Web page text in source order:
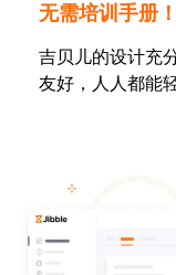
无需培训手册！
吉贝儿的设计充
友好，人人都能